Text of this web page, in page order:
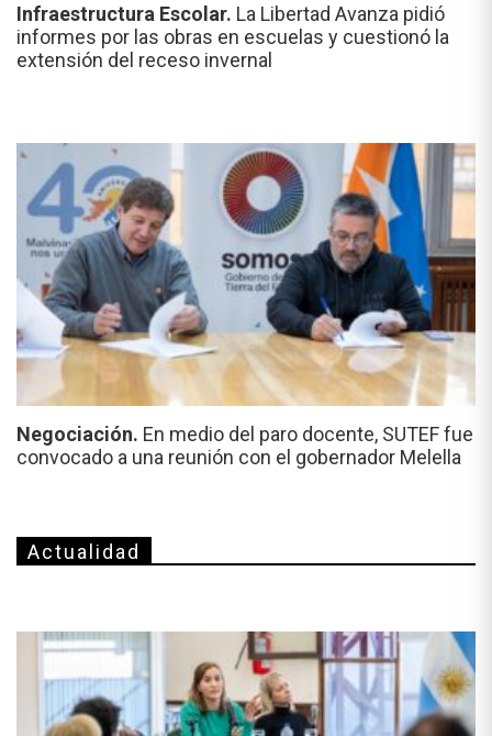
Infraestructura Escolar. La Libertad Avanza pidió
informes por las obras en escuelas y cuestionó la
extensión del receso invernal
Negociación. En medio del paro docente, SUTEF fue
convocado a una reunión con el gobernador Melella
Actualidad